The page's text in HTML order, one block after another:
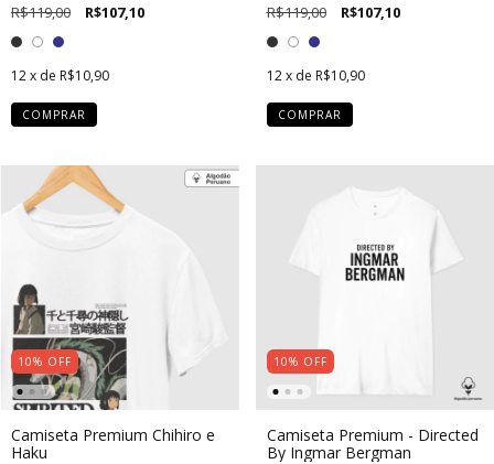
R$119,00 R$107,10
12x de R$10,90
COMPRAR
R$119,00 R$107,10
12 x de R$10,90
COMPRAR
10% OFF
Camiseta Premium Chihiro e
Haku
10% OFF
Camiseta Premium - Directed
By Ingmar Bergman